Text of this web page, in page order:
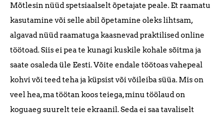
Mõtlesin nüüd spetsiaalselt õpetajate peale. Et raamatu
kasutamine või selle abil õpetamine oleks lihtsam,
algavad nüüd raamatuga kaasnevad praktilised online
töötoad. Siis ei pea te kunagi kuskile kohale sõitma ja
saate osaleda üle Eesti. Võite endale töötoas vahepeal
kohvi või teed teha ja küpsist või võileiba süüa. Mis on
veel hea, ma töötan koos teiega, minu töölaud on
koguaeg suurelt teie ekraanil. Seda ei saa tavaliselt